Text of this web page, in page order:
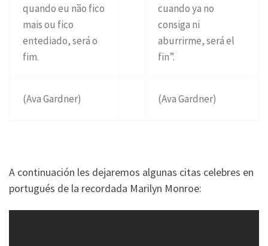
quando eu não fico
mais ou fico
entediado, será o
fim.
cuando ya no
consiga ni
aburrirme, será el
fin”.
(Ava Gardner) (Ava Gardner)
A continuación les dejaremos algunas citas celebres en
portugués de la recordada Marilyn Monroe: